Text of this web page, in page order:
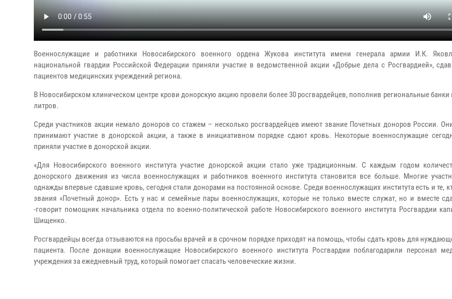
Военнослужащие и работники Новосибирского военного ордена Жукова института имени генерала армии И.К.
национальной гвардии Российской Федерации приняли участие в ведомственной акции «Добрые дела с Росгвардией»,
пациентов медицинских учреждений региона.
В Новосибирском клиническом центре крови донорскую акцию провели более 30 росгвардейцев, пополнив региональные банки
литров.
Среди участников акции немало доноров со стажем – несколько росгвардейцев имеют звание Почетных доноров России.
принимают участие в донорской акции, а также в инициативном порядке сдают кровь. Некоторые военнослужащие
приняли участие в донорской акции.
«Для Новосибирского военного института участие донорской акции стало уже традиционным. С каждым годом
донорского движения из числа военнослужащих и работников военного института становится все больше. Многие
однажды впервые сдавшие кровь, сегодня стали донорами на постоянной основе. Среди военнослужащих института есть и те,
звания «Почетный донор». Есть у нас и семейные пары военнослужащих, которые не только вместе служат, но и вместе
-говорит помощник начальника отдела по военно-политической работе Новосибирского военного института Росгвардии
Шищенко.
Росгвардейцы всегда отзываются на просьбы врачей и в срочном порядке приходят на помощь, чтобы сдать кровь для
пациента. После донации военнослужащие Новосибирского военного института Росгвардии поблагодарили персонал
учреждения за ежедневный труд, который помогает спасать человеческие жизни.